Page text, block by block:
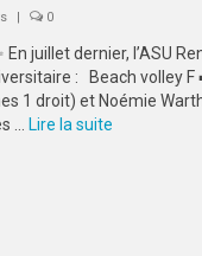
| 0
juillet dernier, l’ASU
: Beach volley F
1 droit) et Noémie
…
Lire la suite­­